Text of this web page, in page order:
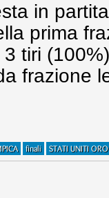
in
prima
tiri
frazione
finali STATI UNITI ORO